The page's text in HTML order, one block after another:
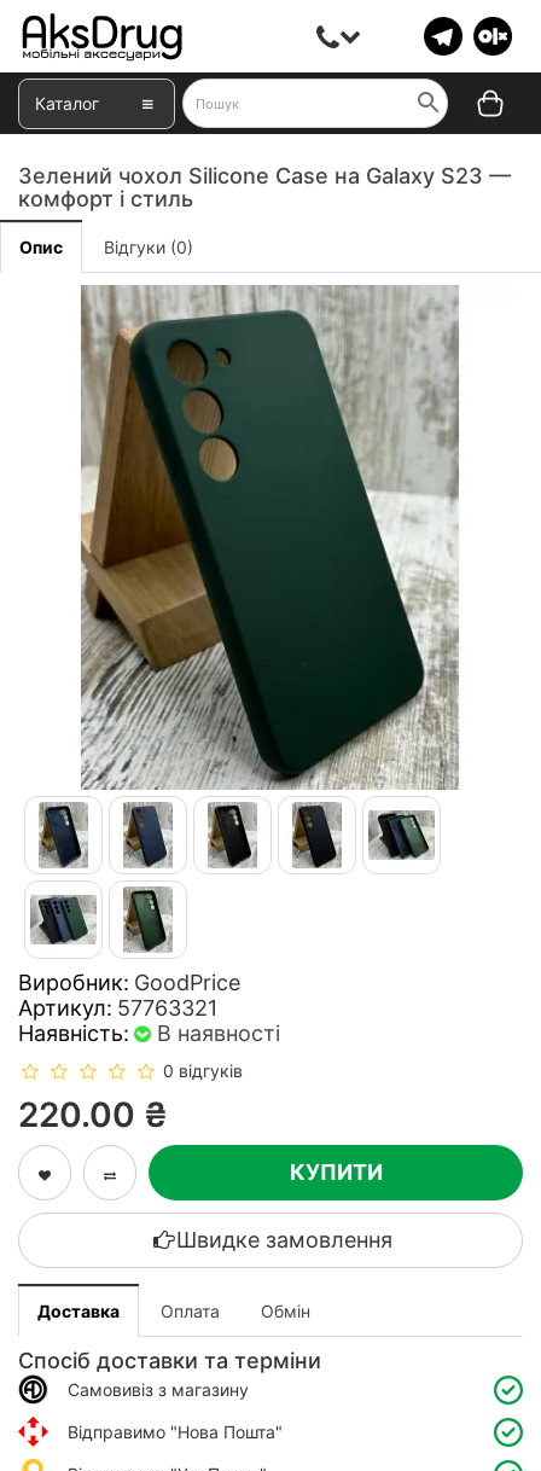
Каталог
Зелений чохол Silicone Case на Galaxy S23 —
комфорт і стиль
Опис Відгуки (0)
Виробник: GoodPrice
Артикул: 57763321
Наявність:
В наявності
0 відгуків
220.00 ₴
КУПИТИ
Швидке замовлення
Доставка Оплата Обмін
Спосіб доставки та терміни
Самовивіз з магазину
Відправимо "Нова Пошта"